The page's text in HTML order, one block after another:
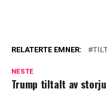
RELATERTE EMNER:
NESTE
Trump tiltalt av